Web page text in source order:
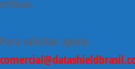
críticas.
Para solicitar apoio: